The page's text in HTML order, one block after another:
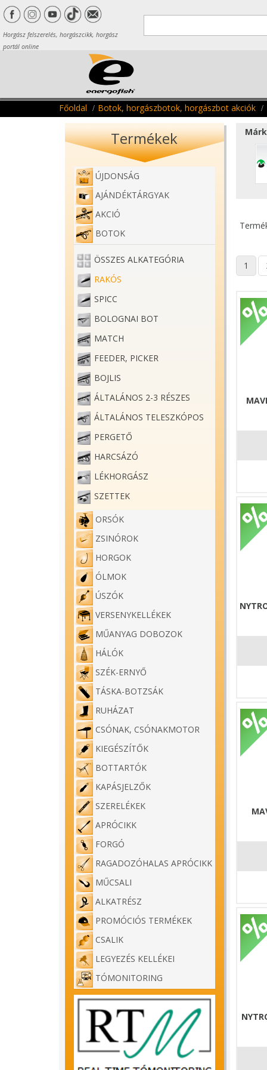
Horgász felszerelés, horgászcikk, horgász
portál online
Főoldal Botok, horgászbotok, horgászbot akciók
Termékek
ÚJDONSÁG
AJÁNDÉKTÁRGYAK
AKCIÓ
BOTOK
ÖSSZES ALKATEGÓRIA
RAKÓS
SPICC
BOLOGNAI BOT
MATCH
FEEDER, PICKER
BOJLIS
ÁLTALÁNOS 2-3 RÉSZES
ÁLTALÁNOS TELESZKÓPOS
PERGETŐ
HARCSÁZÓ
LÉKHORGÁSZ
SZETTEK
ORSÓK
ZSINÓROK
HORGOK
ÓLMOK
ÚSZÓK
VERSENYKELLÉKEK
MŰANYAG DOBOZOK
HÁLÓK
SZÉK-ERNYŐ
TÁSKA-BOTZSÁK
RUHÁZAT
CSÓNAK, CSÓNAKMOTOR
KIEGÉSZÍTŐK
BOTTARTÓK
KAPÁSJELZŐK
SZERELÉKEK
APRÓCIKK
FORGÓ
RAGADOZÓHALAS APRÓCIKK
MŰCSALI
ALKATRÉSZ
PROMÓCIÓS TERMÉKEK
CSALIK
LEGYEZÉS KELLÉKEI
TÓMONITORING
1